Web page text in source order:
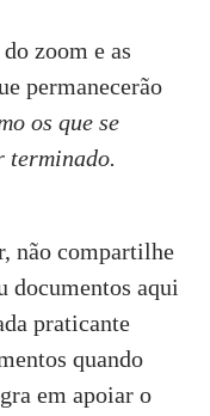
zoom e as
permanecerão
os que se
terminado.
não compartilhe
documentos aqui
praticante
quando
em apoiar o